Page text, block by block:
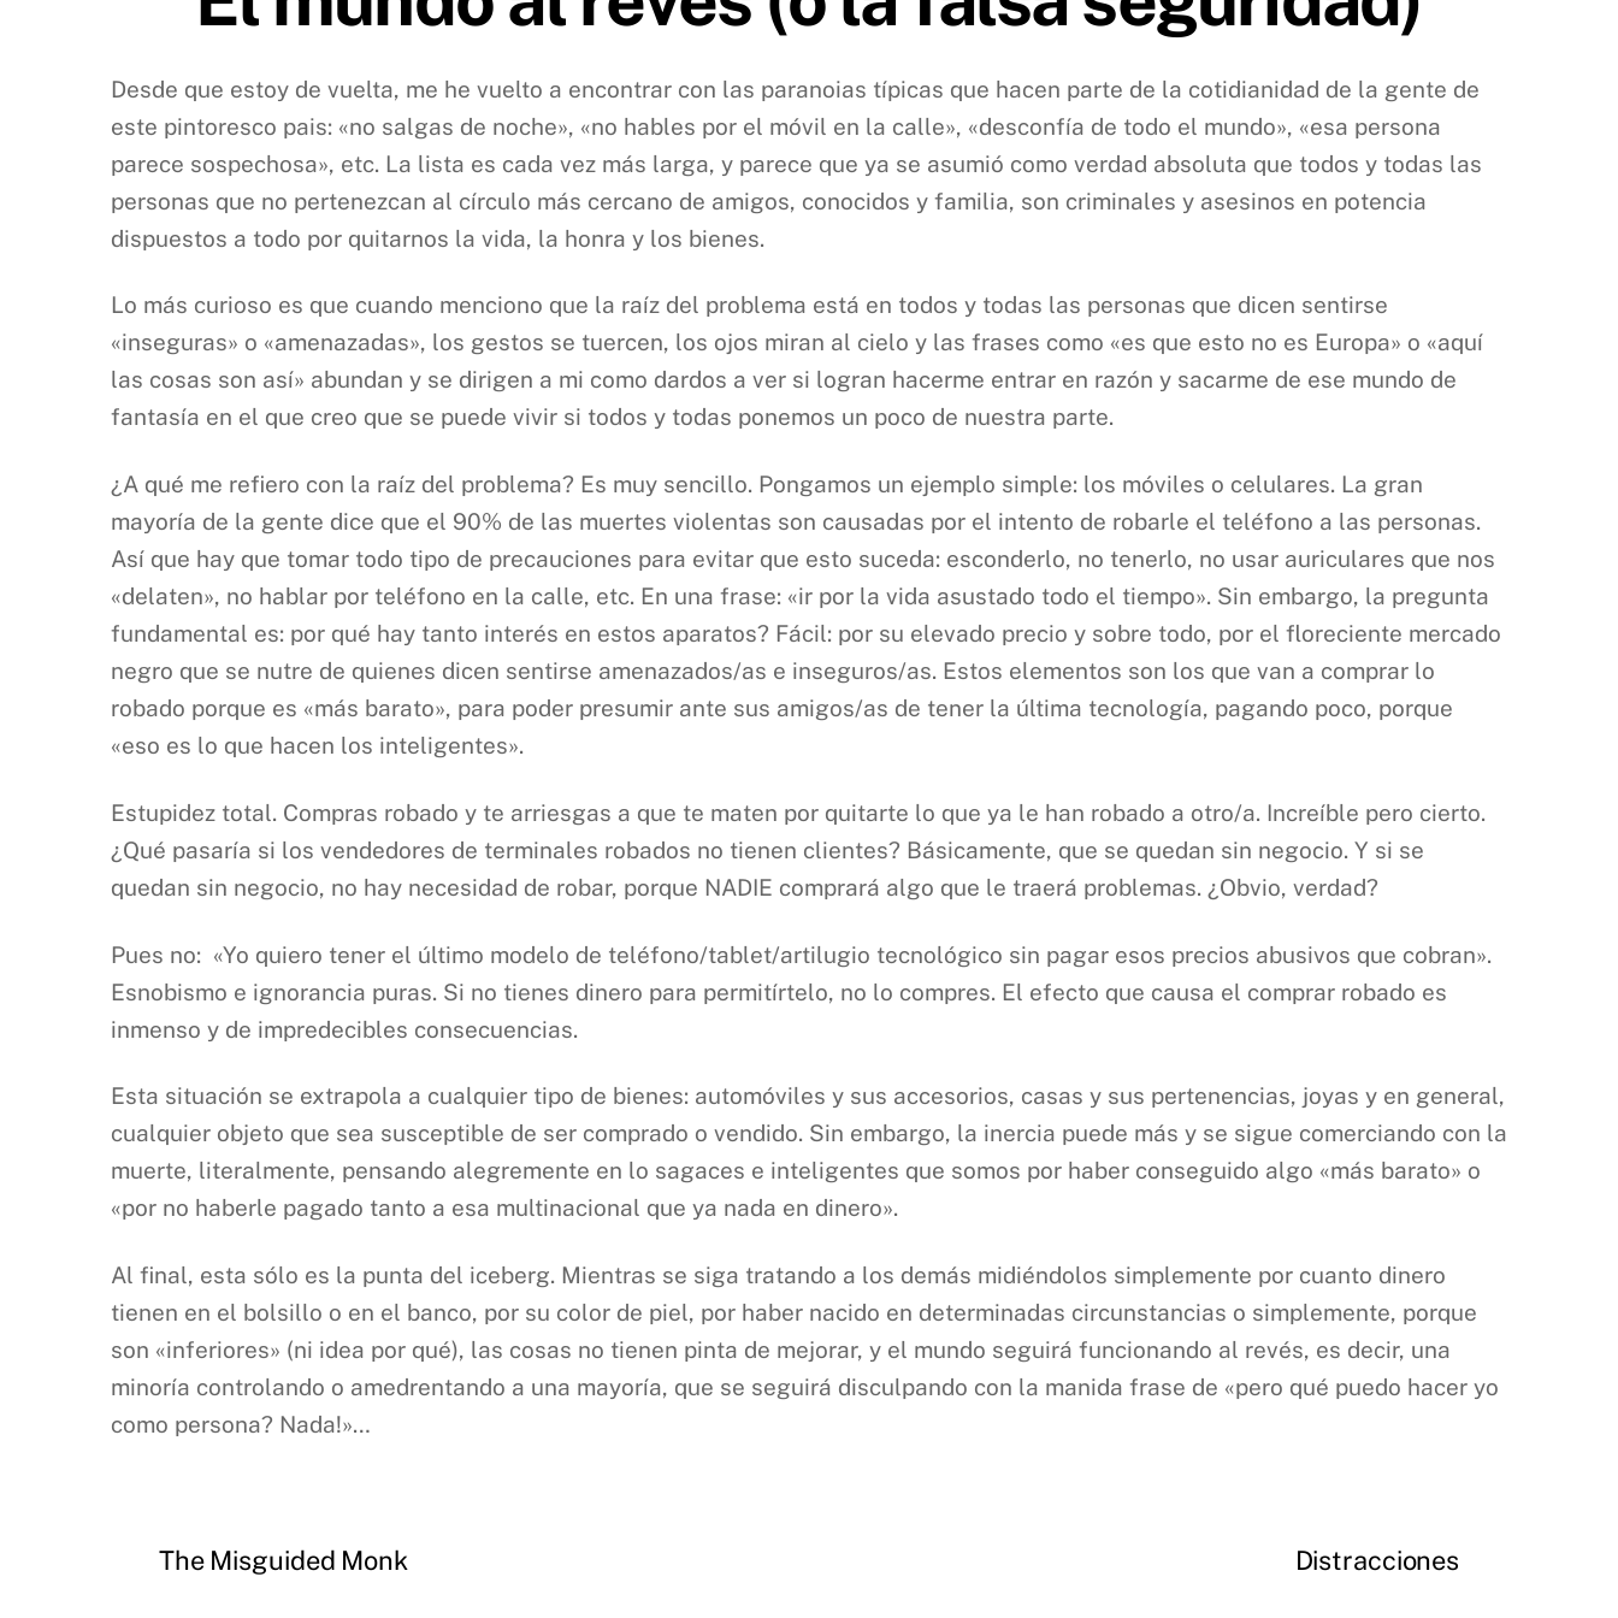
Desde que estoy de vuelta, me he vuelto a encontrar con las paranoias típicas que hacen parte de la cotidianidad de la gente de
este pintoresco pais: «no salgas de noche», «no hables por el móvil en la calle», «desconfía de todo el mundo», «esa persona
parece sospechosa», etc. La lista es cada vez más larga, y parece que ya se asumió como verdad absoluta que todos y todas las
personas que no pertenezcan al círculo más cercano de amigos, conocidos y familia, son criminales y asesinos en potencia
dispuestos a todo por quitarnos la vida, la honra y los bienes.
Lo más curioso es que cuando menciono que la raíz del problema está en todos y todas las personas que dicen sentirse
«inseguras» o «amenazadas», los gestos se tuercen, los ojos miran al cielo y las frases como «es que esto no es Europa» o «aquí
las cosas son así» abundan y se dirigen a mi como dardos a ver si logran hacerme entrar en razón y sacarme de ese mundo de
fantasía en el que creo que se puede vivir si todos y todas ponemos un poco de nuestra parte.
¿A qué me refiero con la raíz del problema? Es muy sencillo. Pongamos un ejemplo simple: los móviles o celulares. La gran
mayoría de la gente dice que el 90% de las muertes violentas son causadas por el intento de robarle el teléfono a las personas.
Así que hay que tomar todo tipo de precauciones para evitar que esto suceda: esconderlo, no tenerlo, no usar auriculares que nos
«delaten», no hablar por teléfono en la calle, etc. En una frase: «ir por la vida asustado todo el tiempo». Sin embargo, la pregunta
fundamental es: por qué hay tanto interés en estos aparatos? Fácil: por su elevado precio y sobre todo, por el floreciente mercado
negro que se nutre de quienes dicen sentirse amenazados/as e inseguros/as. Estos elementos son los que van a comprar lo
robado porque es «más barato», para poder presumir ante sus amigos/as de tener la última tecnología, pagando poco, porque
«eso es lo que hacen los inteligentes».
Estupidez total. Compras robado y te arriesgas a que te maten por quitarte lo que ya le han robado a otro/a. Increíble pero cierto.
¿Qué pasaría si los vendedores de terminales robados no tienen clientes? Básicamente, que se quedan sin negocio. Y si se
quedan sin negocio, no hay necesidad de robar, porque NADIE comprará algo que le traerá problemas. ¿Obvio, verdad?
Pues no: «Yo quiero tener el último modelo de teléfono/tablet/artilugio tecnológico sin pagar esos precios abusivos que cobran».
Esnobismo e ignorancia puras. Si no tienes dinero para permitírtelo, no lo compres. El efecto que causa el comprar robado es
inmenso y de impredecibles consecuencias.
Esta situación se extrapola a cualquier tipo de bienes: automóviles y sus accesorios, casas y sus pertenencias, joyas y en general,
cualquier objeto que sea susceptible de ser comprado o vendido. Sin embargo, la inercia puede más y se sigue comerciando con la
muerte, literalmente, pensando alegremente en lo sagaces e inteligentes que somos por haber conseguido algo «más barato» o
«por no haberle pagado tanto a esa multinacional que ya nada en dinero».
Al final, esta sólo es la punta del iceberg. Mientras se siga tratando a los demás midiéndolos simplemente por cuanto dinero
tienen en el bolsillo o en el banco, por su color de piel, por haber nacido en determinadas circunstancias o simplemente, porque
son «inferiores» (ni idea por qué), las cosas no tienen pinta de mejorar, y el mundo seguirá funcionando al revés, es decir, una
minoría controlando o amedrentando a una mayoría, que se seguirá disculpando con la manida frase de «pero qué puedo hacer yo
como persona? Nada!»…
The Misguided Monk Distracciones